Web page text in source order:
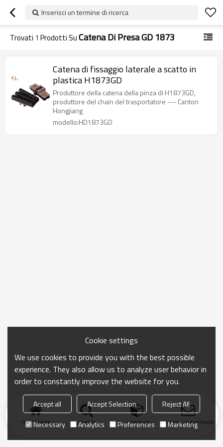
Inserisci un termine di ricerca
Trovati 1 Prodotti SuCatena Di Presa GD 1873
Catena di fissaggio laterale a scatto in
plastica H1873GD
Produttore della catena della pinza di H1873GD,
produttore del chain del trasportatore --- Canton
Hongjiang
modello:HD1873GD
Homepage ricerca categoria Inviare una richiesta
Cookie settings
We use cookies to provide you with the best possible
experience. They also allow us to analyze user behavior in
order to constantly improve the website for you.
Accept all Accept Selection
Reject All
Necessary
Analytics Preferences Marketing